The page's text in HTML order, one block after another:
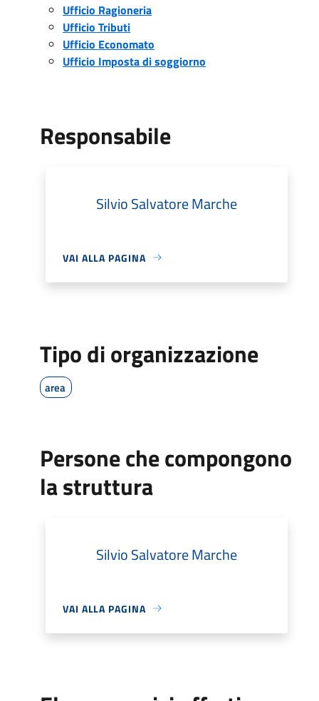
Ufficio Ragioneria
Ufficio Tributi
Ufficio Economato
Ufficio Imposta di soggiorno
Responsabile
Silvio Salvatore Marche
VAI ALLA PAGINA
Tipo di organizzazione
area
Persone che compongono
la struttura
Silvio Salvatore Marche
VAI ALLA PAGINA